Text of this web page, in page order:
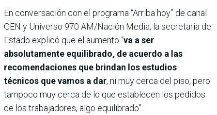
En conversación con el programa “Arriba hoy” de canal
GEN y Universo 970 AM/Nación Media, la secretaria de
Estado explicó que el aumento “va a ser
absolutamente equilibrado, de acuerdo a las
recomendaciones que brindan los estudios
técnicos que vamos a dar, ni muy cerca del piso, pero
tampoco muy cerca de lo que establecen los pedidos
de los trabajadores, algo equilibrado”.